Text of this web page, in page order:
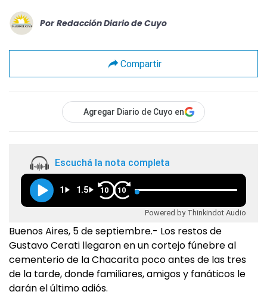
Por Redacción Diario de Cuyo
Compartir
Agregar Diario de Cuyo en
Escuchá la nota completa
1 1.5 10 10
Powered by Thinkindot Audio
Buenos Aires, 5 de septiembre.- Los restos de
Gustavo Cerati llegaron en un cortejo fúnebre al
cementerio de la Chacarita poco antes de las tres
de la tarde, donde familiares, amigos y fanáticos le
darán el último adiós.